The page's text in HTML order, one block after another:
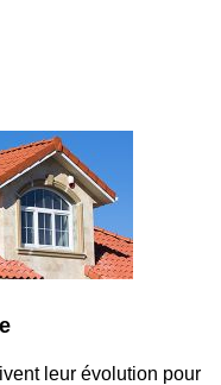
leur évolution pour